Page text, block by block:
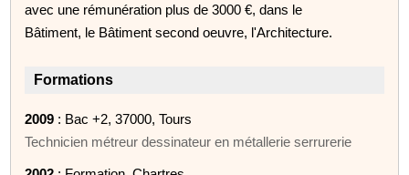
avec une rémunération plus de 3000 €, dans le
Bâtiment, le Bâtiment second oeuvre, l'Architecture.
Formations
2009 : Bac +2, 37000, Tours
Technicien métreur dessinateur en métallerie serrurerie